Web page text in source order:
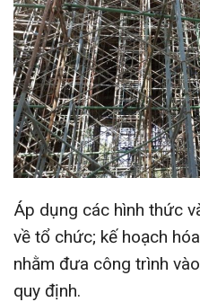
Áp dụng các hình thức
về tổ chức; kế hoạch
nhằm đưa công trình
quy định.